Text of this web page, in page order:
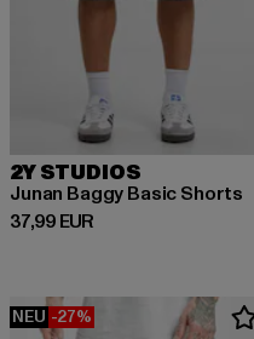
2Y STUDIOS
Junan Baggy Basic Shorts
37,99 EUR
Derzeitiger Preis: 37,99 EUR
NEU -27%